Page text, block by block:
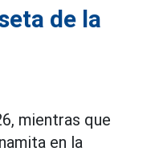
de la
mientras que
en la